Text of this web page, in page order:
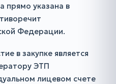
прямо указана в
Федерации.
в закупке является
ЭТП
лицевом счете